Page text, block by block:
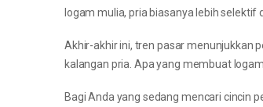
logam mulia, pria biasanya lebih
Akhir-akhir ini, tren pasar menunjukkan
kalangan pria. Apa yang membuat
Bagi Anda yang sedang mencari cincin